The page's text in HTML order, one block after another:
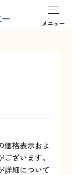
の声
価格表示およ
ざいます。
詳細について